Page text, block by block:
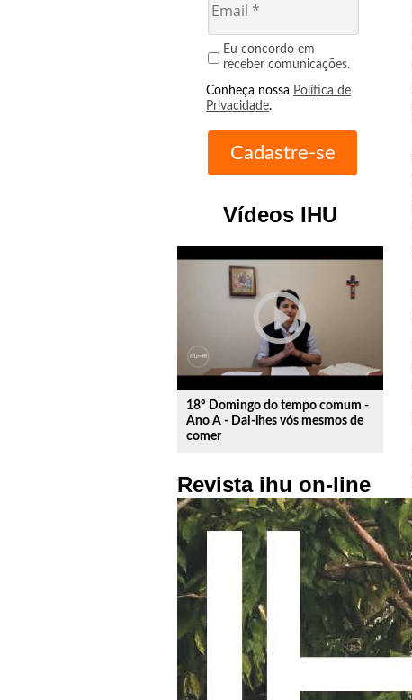
Eu concordo em
receber comunicações.
Conheça nossa Política de
Privacidade.
Vídeos IHU
play_circle_outline
18º Domingo do tempo comum -
Ano A - Dai-lhes vós mesmos de
comer
Revista ihu on-line